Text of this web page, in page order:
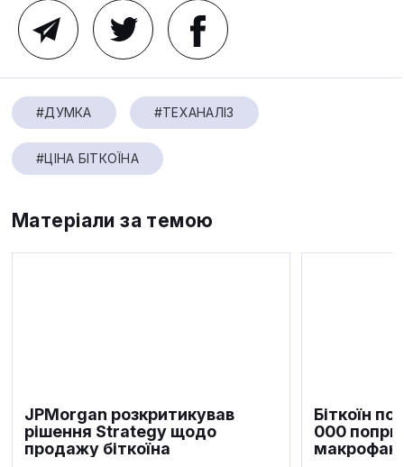
#ДУМКА #ТЕХАНАЛІЗ
#ЦІНА БІТКОЇНА
Матеріали за темою
JPMorgan розкритикував
рішення Strategy щодо
продажу біткоїна
Біткоїн
000 попри